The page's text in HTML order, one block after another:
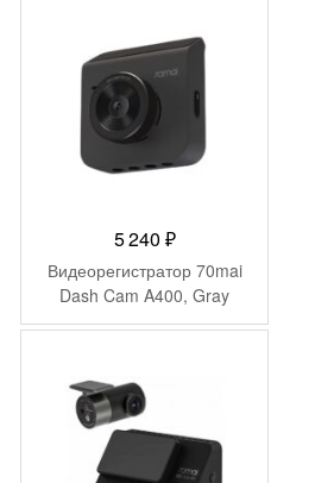
5 240 ₽
Видеорегистратор 70mai
Dash Cam A400, Gray